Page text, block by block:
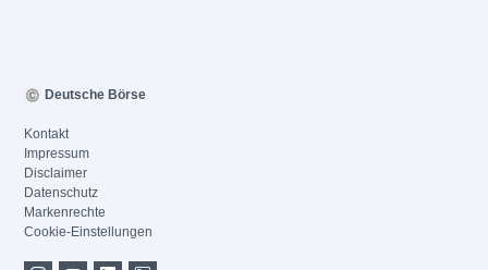
Deutsche Börse
Kontakt
Impressum
Disclaimer
Datenschutz
Markenrechte
Cookie-Einstellungen